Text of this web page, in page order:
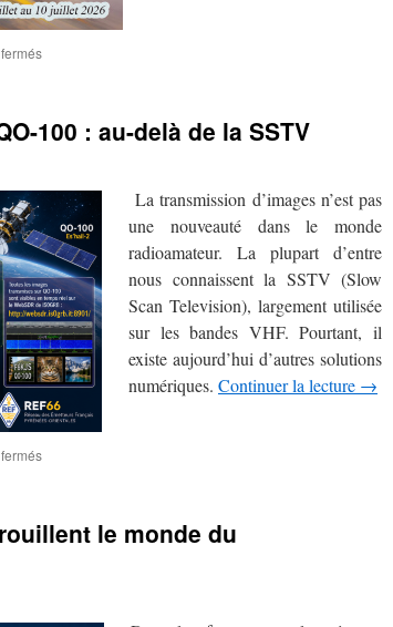
sur
du
France
100 : au-delà de la SSTV
La transmission d’images n’est pas
une nouveauté dans le monde
radioamateur. La plupart d’entre
nous connaissent la SSTV (Slow
Scan Television), largement utilisée
sur les bandes VHF. Pourtant, il
existe aujourd’hui d’autres solutions
numériques. Continuer la lecture →
sur
sur
le monde du